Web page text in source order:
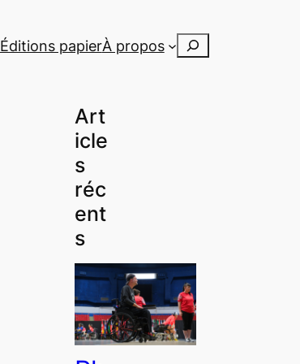
Éditions papierÀ propos Rechercher
Art
icle
s
réc
ent
s